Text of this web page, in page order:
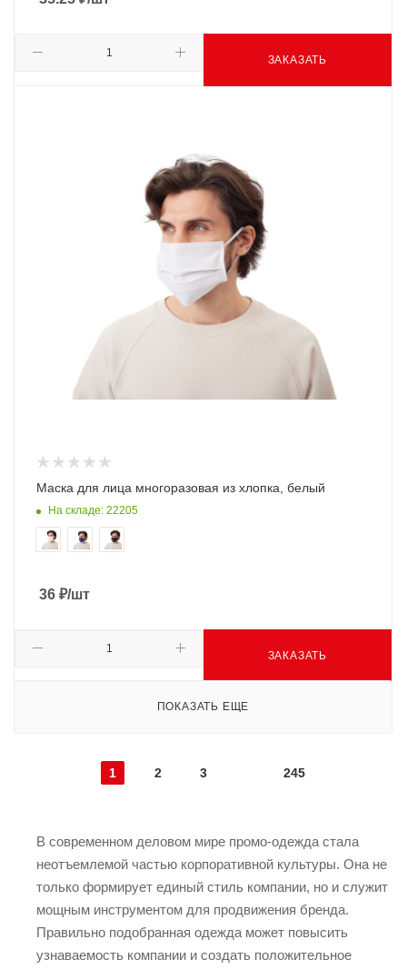
ЗАКАЗАТЬ
Маска для лица многоразовая из хлопка, белый
На складе: 22205
36 ₽/шт
ЗАКАЗАТЬ
ПОКАЗАТЬ ЕЩЕ
1 2 3 245
В современном деловом мире промо-одежда стала
неотъемлемой частью корпоративной культуры. Она не
только формирует единый стиль компании, но и служит
мощным инструментом для продвижения бренда.
Правильно подобранная одежда может повысить
узнаваемость компании и создать положительное